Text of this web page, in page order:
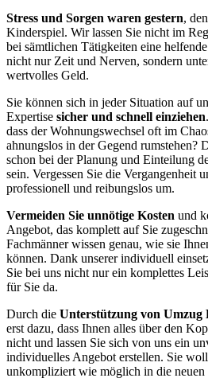
Stress und Sorgen waren gestern,
Kinderspiel. Wir lassen Sie nicht im
bei sämtlichen Tätigkeiten eine
nicht nur Zeit und Nerven, sondern
wertvolles Geld.
Sie können sich in jeder Situation auf
Expertise sicher und schnell einziehen
dass der Wohnungswechsel oft im
ahnungslos in der Gegend rumstehen?
schon bei der Planung und Einteilung
sein. Vergessen Sie die Vergangenheit
professionell und reibungslos um.
Vermeiden Sie unnötige Kosten und
Angebot, das komplett auf Sie
Fachmänner wissen genau, wie sie
können. Dank unserer individuell
Sie bei uns nicht nur ein komplettes
für Sie da.
Durch die Unterstützung von Umzug
erst dazu, dass Ihnen alles über den
nicht und lassen Sie sich von uns ein
individuelles Angebot erstellen. Sie
unkompliziert wie möglich in die neuen